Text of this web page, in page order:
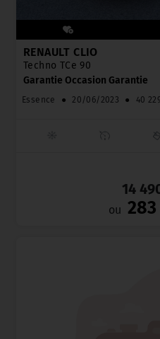
RENAULT CLIO
Techno TCe 90
Garantie Occasion Garantie
Essence ● 20/06/2023 ● 40
14
ou